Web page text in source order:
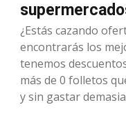
¿Estás cazando
encontrarás los
tenemos
más de 0 folletos
y sin gastar